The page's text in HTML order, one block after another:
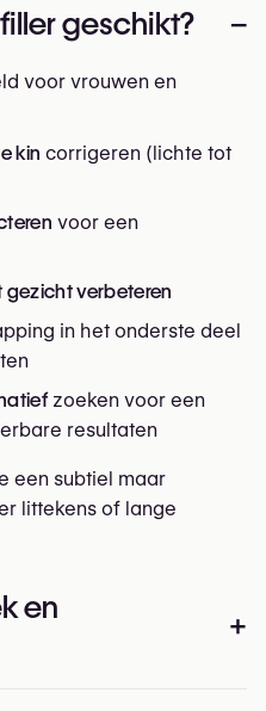
geschikt? –
voor vrouwen en
kin corrigeren (lichte tot
voor een
verbeteren
in het onderste deel
zoeken voor een
resultaten
een subtiel maar
littekens of lange
en
+